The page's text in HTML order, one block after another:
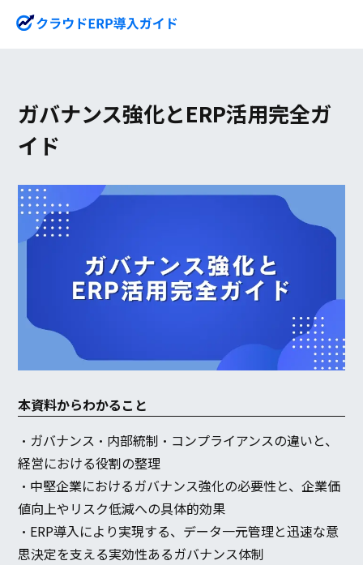
ガバナンス強化とERP活用完全ガ
イド
本資料からわかること
・ガバナンス・内部統制・コンプライアンスの違いと、
経営における役割の整理
・中堅企業におけるガバナンス強化の必要性と、企業価
値向上やリスク低減への具体的効果
・ERP導入により実現する、データ一元管理と迅速な意
思決定を支える実効性あるガバナンス体制